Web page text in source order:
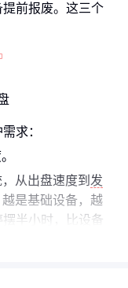
前报废。这三个
求：
从出盘速度到 发
是基础设备，越
半小时，比设备